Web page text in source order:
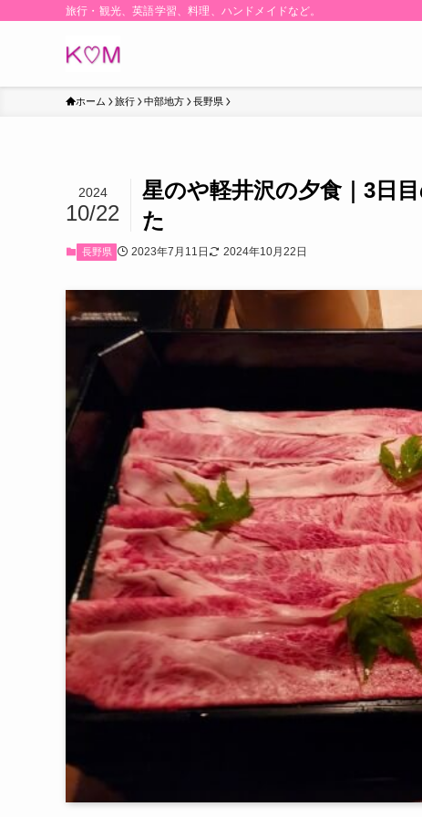
旅行・観光、英語学習、料理、ハンドメイドなど。
ホーム 旅行 中部地方 長野県
星のや軽井沢の夕食｜3日
た
2024
10/22
長野県 2023年7月11日 2024年10月22日